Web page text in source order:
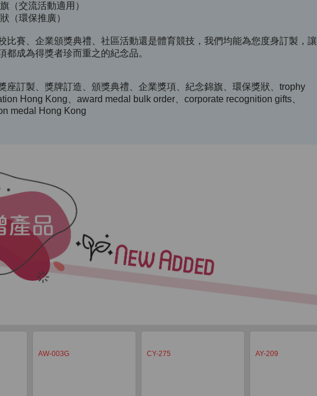
（交流活動適用）
（環保推廣）
比賽、企業頒獎典禮、社區活動還是體育競技，我們均能為您度身訂製，讓
都成為得獎者珍而重之的紀念品。
座訂製、獎牌訂造、頒獎典禮、企業獎項、紀念錦旗、環保獎狀、trophy
Hong Kong、award medal bulk order、corporate recognition gifts、
medal Hong Kong
AW-003G CY-275 AY-209